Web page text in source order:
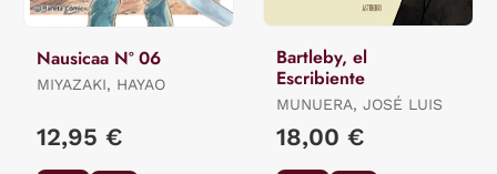
Nausicaa Nº 06
MIYAZAKI, HAYAO
12,95 €
Bartleby, el
Escribiente
MUNUERA, JOSÉ LUIS
18,00 €